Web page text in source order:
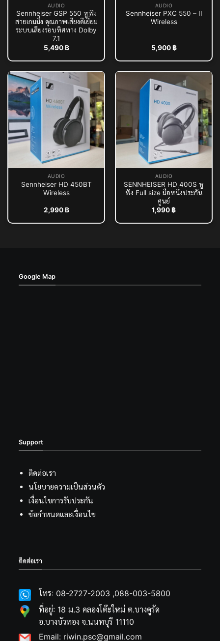
AUDIO
Sennheiser GSP 550 หูฟัง
สายเกมมิ่ง คุณภาพเสียงดีเยี่ยม
ระบบเสียงรอบทิศทาง Dolby
7.1
5,490฿
AUDIO
Sennheiser PXC 550 – II
Wireless
5,900฿
AUDIO
Sennheiser HD 450BT
Wireless
2,990฿
AUDIO
SENNHEISER HD 400S หู
ฟัง Full size มือหนึ่งประกัน
ศูนย์
1,990฿
Google Map
Support
ติดต่อเรา
นโยบายความเป็นส่วนตัว
เงื่อนไขการรับประกัน
ข้อกำหนดและเงื่อนไข
ติดต่อเรา
โทร: 08-2727-2003 ,088-003-5800
ที่อยู่: 18 ม.3 คลองโต๊ะใหม่ ต.บางคูรัด
อ.บางบัวทอง จ.นนทบุรี 11110
Email: riwin.psc@gmail.com